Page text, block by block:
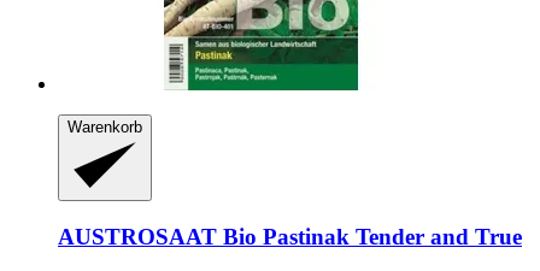
Warenkorb
AUSTROSAAT Bio Pastinak Tender and True